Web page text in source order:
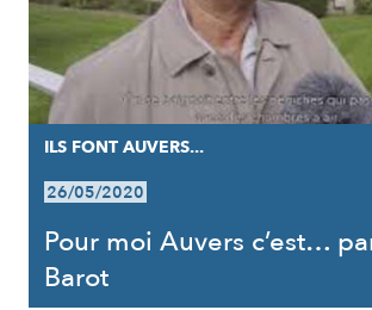
ILS FONT AUVERS...
26/05/2020
Pour moi Auvers c’est…
Barot